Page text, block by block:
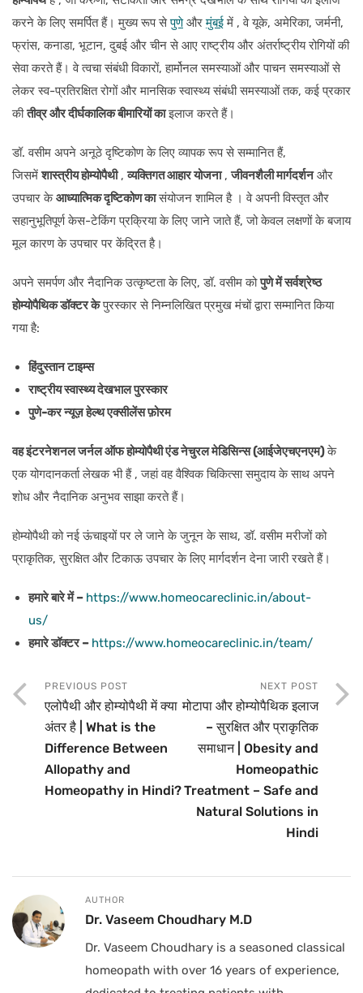
करने के लिए समर्पित हैं। मुख्य रूप सेपुणेऔरमुंबईमें , वे यूके, अमेरिका, जर्मनी,
फ्रांस, कनाडा, भूटान, दुबई और चीन से आए राष्ट्रीय और अंतर्राष्ट्रीय रोगियों की
सेवा करते हैं। वे त्वचा संबंधी विकारों, हार्मोनल समस्याओं और पाचन समस्याओं से
लेकर स्व-प्रतिरक्षित रोगों और मानसिक स्वास्थ्य संबंधी समस्याओं तक, कई प्रकार
कीतीव्र और दीर्घकालिक बीमारियों काइलाज करते हैं।
डॉ. वसीम अपने अनूठे दृष्टिकोण के लिए व्यापक रूप से सम्मानित हैं,
जिसमेंशास्त्रीय होम्योपैथी,व्यक्तिगत आहार योजना,जीवनशैली मार्गदर्शनऔर
उपचार केआध्यात्मिक दृष्टिकोण कासंयोजन शामिल है । वे अपनी विस्तृत और
सहानुभूतिपूर्ण केस-टेकिंग प्रक्रिया के लिए जाने जाते हैं, जो केवल लक्षणों के बजाय
मूल कारण के उपचार पर केंद्रित है।
अपने समर्पण और नैदानिक उत्कृष्टता के लिए, डॉ. वसीम कोपुणे में सर्वश्रेष्ठ
होम्योपैथिक डॉक्टर केपुरस्कार से निम्नलिखित प्रमुख मंचों द्वारा सम्मानित किया
गया है:
हिंदुस्तान टाइम्स
राष्ट्रीय स्वास्थ्य देखभाल पुरस्कार
पुणे-कर न्यूज़ हेल्थ एक्सीलेंस फ़ोरम
वह इंटरनेशनल जर्नल ऑफ होम्योपैथी एंड नेचुरल मेडिसिन्स (आईजेएचएनएम)के
एक योगदानकर्ता लेखक भी हैं , जहां वह वैश्विक चिकित्सा समुदाय के साथ अपने
शोध और नैदानिक अनुभव साझा करते हैं।
होम्योपैथी को नई ऊंचाइयों पर ले जाने के जुनून के साथ, डॉ. वसीम मरीजों को
प्राकृतिक, सुरक्षित और टिकाऊ उपचार के लिए मार्गदर्शन देना जारी रखते हैं।
हमारे बारे में – https://www.homeocareclinic.in/about-
us/
हमारे डॉक्टर – https://www.homeocareclinic.in/team/
PREVIOUS POST
एलोपैथी और होम्योपैथी में क्या
अंतर है | What is the
Difference Between
Allopathy and
Homeopathy in Hindi?
NEXT POST
मोटापा और होम्योपैथिक इलाज
– सुरक्षित और प्राकृतिक
समाधान | Obesity and
Homeopathic
Treatment – Safe and
Natural Solutions in
Hindi
AUTHOR
Dr. Vaseem Choudhary M.D
Dr. Vaseem Choudhary is a seasoned classical
homeopath with over 16 years of experience,